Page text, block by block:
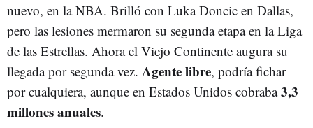
nuevo, en la NBA. Brilló con Luka Doncic en Dallas,
pero las lesiones mermaron su segunda etapa en la Liga
de las Estrellas. Ahora el Viejo Continente augura su
llegada por segunda vez. Agente libre, podría fichar
por cualquiera, aunque en Estados Unidos cobraba3,3
millones anuales.